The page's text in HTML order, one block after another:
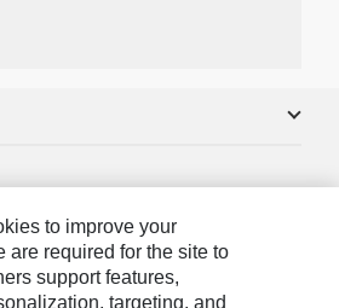
Ve Iletişim
to improve your
are required for the site to
support features,
targeting, and